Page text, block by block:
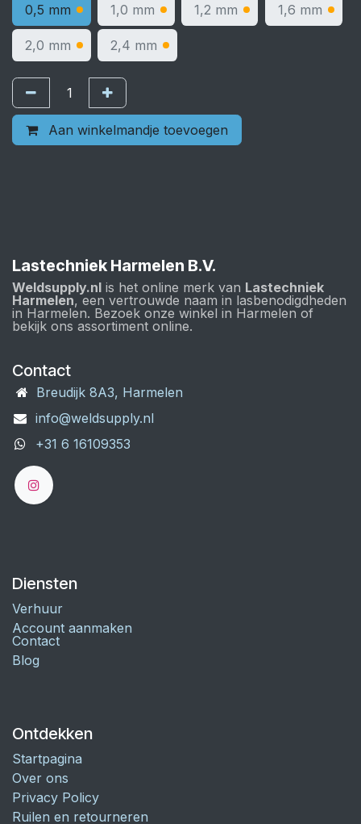
0,5 mm 1,0 mm 1,2 mm 1,6 mm
2,0 mm 2,4 mm
Aan winkelmandje toevoegen
Lastechniek Harmelen B.V.
Weldsupply.nl is het online merk van Lastechniek
Harmelen, een vertrouwde naam in lasbenodigdheden
in Harmelen. Bezoek onze winkel in Harmelen of
bekijk ons assortiment online.
Contact
Breudijk 8A3, Harmelen
info@weldsupply.nl
+31 6 16109353
Diensten
Verhuur
Account aanmaken
Contact
Blog
Ontdekken
Startpagina
Over ons
Privacy Policy
Ruilen en retourneren